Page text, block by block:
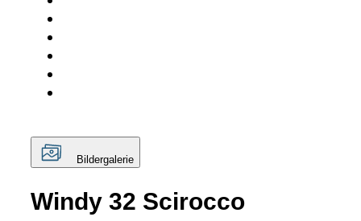
Bildergalerie
Windy 32 Scirocco